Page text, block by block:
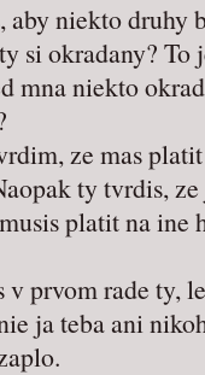
aby niekto
si okradany? To
mna niekto
ze mas
ty tvrdis,
platit na ine
v prvom rade ty,
ja teba ani